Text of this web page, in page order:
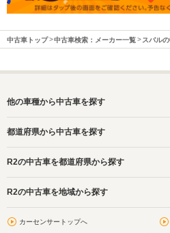
中古車トップ 中古車検索：メーカー一覧 スバル
他の車種から中古車を探す
都道府県から中古車を探す
R2の中古車を都道府県から探す
R2の中古車を地域から探す
カーセンサートップへ